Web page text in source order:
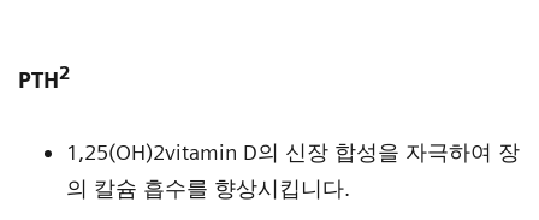
PTH2
1,25(OH)2vitamin D의 신장 합성을 자극하여 장
의 칼슘 흡수를 향상시킵니다.